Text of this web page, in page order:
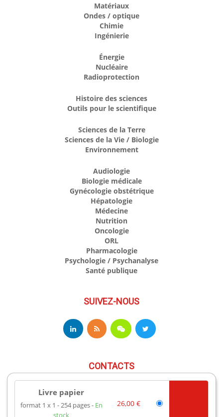
Livre papier
format 1 x 1 254 pages
En
stock
26,00 €
Matériaux
Ondes / optique
Chimie
Ingénierie
Énergie
Nucléaire
Radioprotection
Histoire des sciences
Outils pour le scientifique
Sciences de la Terre
Sciences de la Vie / Biologie
Environnement
Audiologie
Biologie médicale
Gynécologie obstétrique
Hépatologie
Médecine
Nutrition
Oncologie
ORL
Pharmacologie
Psychologie / Psychanalyse
Santé publique
SUIVEZ-NOUS
CONTACTS
17 av du Hoggar
91944 Les Ulis Cedex A France